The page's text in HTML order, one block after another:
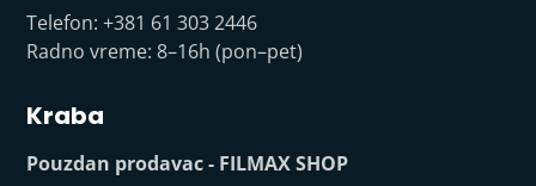
Telefon: +381 61 303 2446
Radno vreme: 8–16h (pon–pet)
Kraba
Pouzdan prodavac - FILMAX SHOP